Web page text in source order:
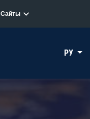
Сайты
РУ